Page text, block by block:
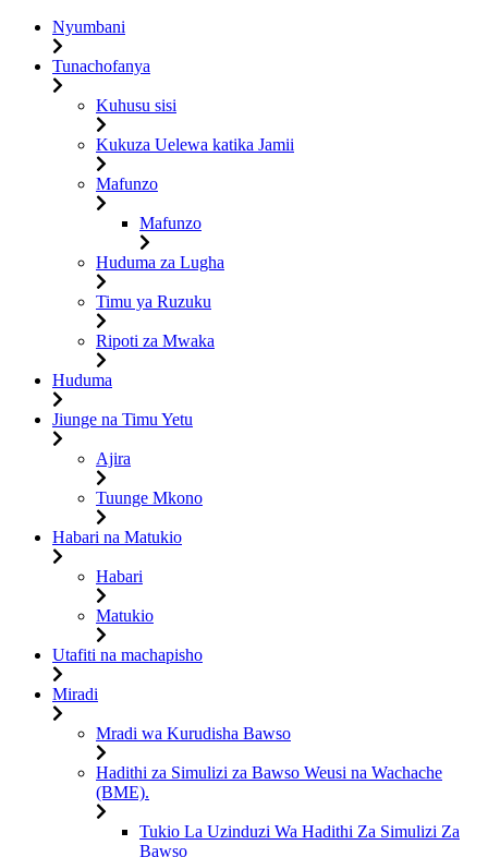
Nyumbani
Tunachofanya
Kuhusu sisi
Kukuza Uelewa katika Jamii
Mafunzo
Mafunzo
Huduma za Lugha
Timu ya Ruzuku
Ripoti za Mwaka
Huduma
Jiunge na Timu Yetu
Ajira
Tuunge Mkono
Habari na Matukio
Habari
Matukio
Utafiti na machapisho
Miradi
Mradi wa Kurudisha Bawso
Hadithi za Simulizi za Bawso Weusi na Wachache
(BME).
Tukio La Uzinduzi Wa Hadithi Za Simulizi Za
Bawso